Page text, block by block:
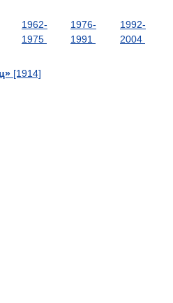
1962-
1975
1976-
1991
1992-
2004
[1914]